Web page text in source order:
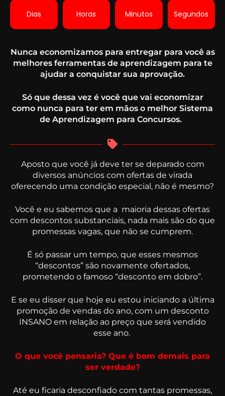
Dias Horas Minutos Segundos
Nunca economizamos para entregar para você as
melhores ferramentas de aprendizagem para te
ajudar a conquistar sua aprovação.
Só que dessa vez é você que vai economizar
como nunca para ter em mãos o melhor Sistema
de Aprendizagem para Concursos.
Aposto que você já deve ter se deparado com
diversos anúncios com ofertas de virada
oferecendo uma condição especial, não é mesmo?
Você e eu sabemos que a maioria dessas ofertas
com descontos substanciais, nada mais são do que
promessas vagas, que não se cumprem.
É só passar um tempo, que esses mesmos
“descontos” são novamente ofertados,
prometendo o famoso “desconto em dobro”.
E se eu disser que hoje eu estou iniciando a última
promoção de vendas do ano, com um desconto
INSANO em relação ao preço que será vendido
esse ano.
O que você pensaria? Que é bom demais para
ser verdade?
Até eu ficaria desconfiado com tantas promessas,